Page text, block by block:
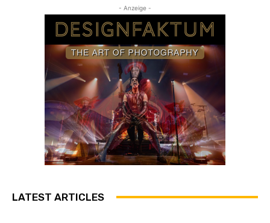
- Anzeige -
LATEST ARTICLES